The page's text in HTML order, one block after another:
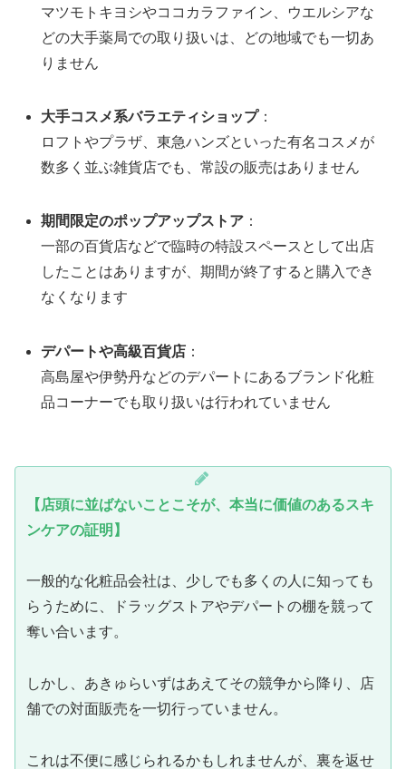
マツモトキヨシやココカラファイン、ウエルシアな
どの大手薬局での取り扱いは、どの地域でも一切あ
りません
大手コスメ系バラエティショップ：
ロフトやプラザ、東急ハンズといった有名コスメが
数多く並ぶ雑貨店でも、常設の販売はありません
期間限定のポップアップストア ：
一部の百貨店などで臨時の特設スペースとして出店
したことはありますが、期間が終了すると購入でき
なくなります
デパートや高級百貨店 ：
高島屋や伊勢丹などのデパートにあるブランド化粧
品コーナーでも取り扱いは行われていません
【店頭に並ばないことこそが、本当に価値のあるスキ
ンケアの証明】
一般的な化粧品会社は、少しでも多くの人に知っても
らうために、ドラッグストアやデパートの棚を競って
奪い合います。
しかし、あきゅらいずはあえてその競争から降り、店
舗での対面販売を一切行っていません。
これは不便に感じられるかもしれませんが、裏を返せ